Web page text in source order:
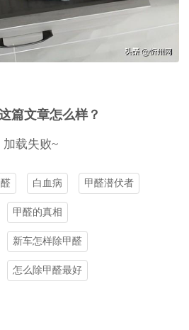
篇文章怎么样？
加载失败~
白血病 甲醛潜伏者
甲醛的真相
新车怎样除甲醛
怎么除甲醛最好